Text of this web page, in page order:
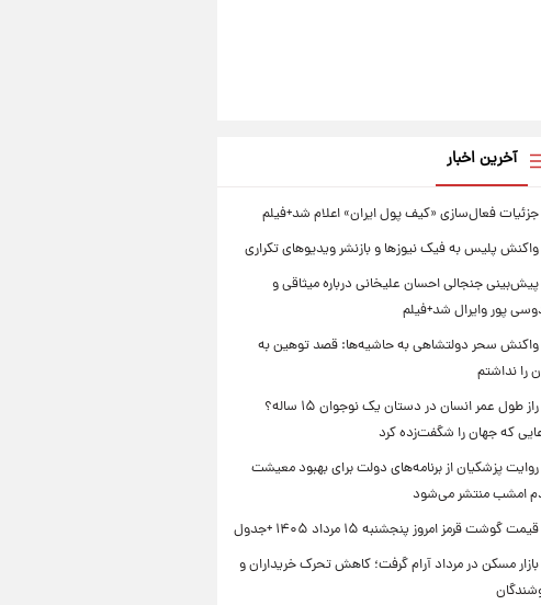
آخرین اخبار
جزئیات فعال‌سازی «کیف پول ایران» اعلام شد+فیلم
واکنش پلیس به فیک نیوزها و بازنشر ویدیوهای تکراری
پیش‌بینی جنجالی احسان علیخانی درباره میثاقی و
پور وایرال شد+فیلم
واکنش سحر دولتشاهی به حاشیه‌ها: قصد توهین به
را نداشتم
راز طول عمر انسان در دستان یک نوجوان ۱۵ ساله؟
که جهان را شگفت‌زده کرد
روایت پزشکیان از برنامه‌های دولت برای بهبود معیشت
امشب منتشر می‌شود
قیمت گوشت قرمز امروز پنجشنبه ۱۵ مرداد ۱۴۰۵ +جدول
بازار مسکن در مرداد آرام گرفت؛ کاهش تحرک خریداران و